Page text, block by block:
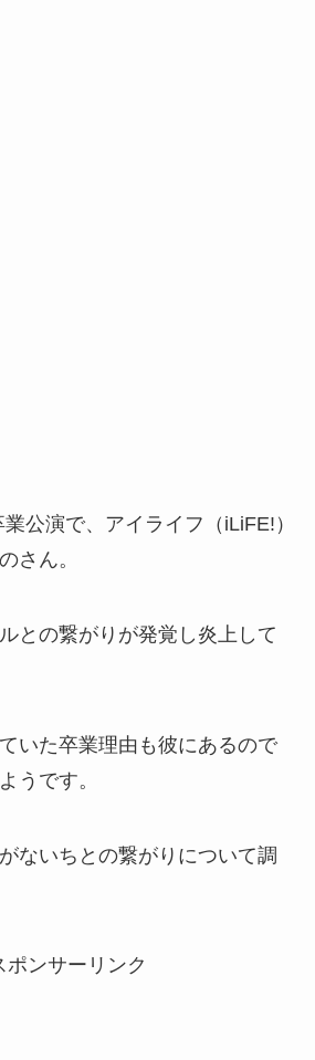
公演で、アイライフ（iLiFE!）
さん。
との繋がりが発覚し炎上して
いた卒業理由も彼にあるので
うです。
ないちとの繋がりについて調
ポンサーリンク